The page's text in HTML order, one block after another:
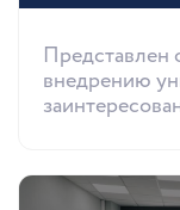
Представлен
внедрению